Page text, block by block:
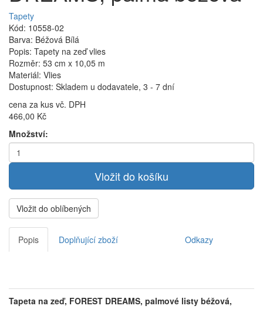
Tapety
Kód: 10558-02
Barva: Béžová Bílá
Popis: Tapety na zeď vlies
Rozměr: 53 cm x 10,05 m
Materiál: Vlies
Dostupnost: Skladem u dodavatele, 3 - 7 dní
cena za kus vč. DPH
466,00 Kč
Množství:
Vložit do oblíbených
Popis Doplňující zboží Odkazy
Tapeta na zeď, FOREST DREAMS, palmové listy béžová,